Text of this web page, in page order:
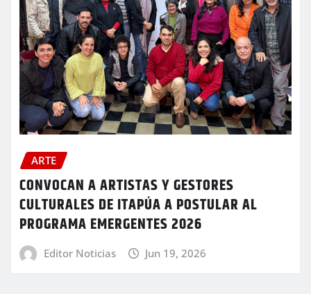
ARTE
CONVOCAN A ARTISTAS Y GESTORES
CULTURALES DE ITAPÚA A POSTULAR AL
PROGRAMA EMERGENTES 2026
Editor Noticias Jun 19, 2026